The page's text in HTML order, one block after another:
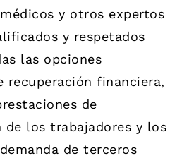
y otros expertos
y respetados
las opciones
recuperación financiera,
de
de los trabajadores y los
de terceros